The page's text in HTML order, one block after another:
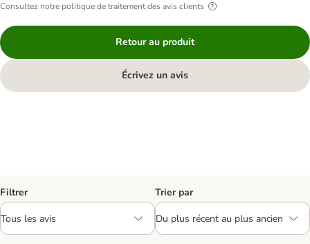
Consultez notre politique de traitement des avis clients
Retour au produit
Écrivez un avis
Filtrer Trier par